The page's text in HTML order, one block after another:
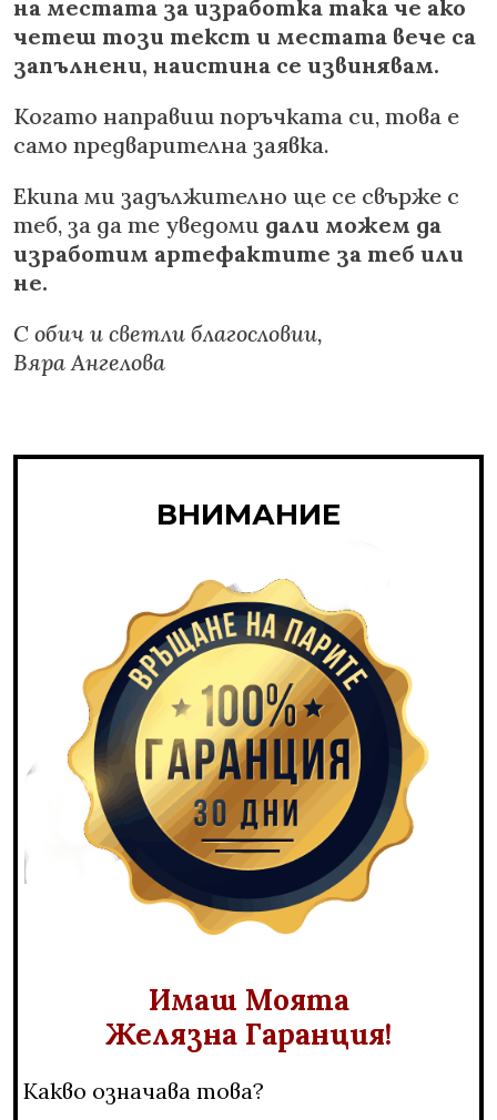
на местата за изработка така че ако
четеш този текст и местата вече са
запълнени, наистина се извинявам.
Когато направиш поръчката си, това е
само предварителна заявка.
Екипа ми задължително ще се свърже с
теб, за да те уведоми дали можем да
изработим артефактите за теб или
не.
С обич и светли благословии,
Вяра Ангелова
ВНИМАНИЕ
Имаш Моята
Желязна Гаранция!
Какво означава това?